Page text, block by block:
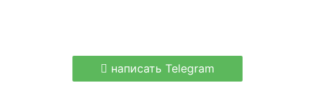
написать Telegram